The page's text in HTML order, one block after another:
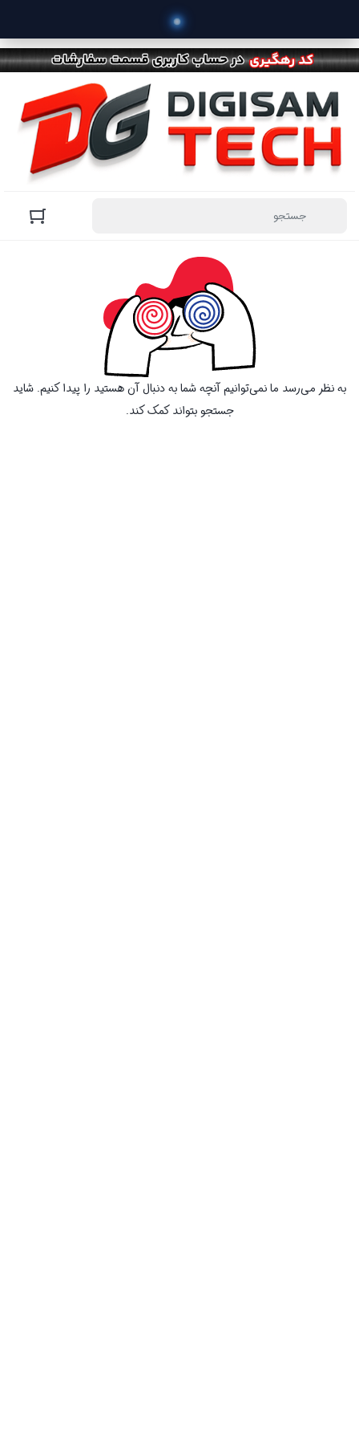
به نظر می‌رسد ما نمی‌توانیم آنچه شما به دنبال آن هستید را پیدا کنیم. شاید
جستجو بتواند کمک کند.